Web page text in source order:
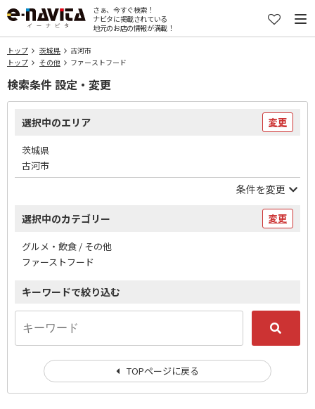
さぁ、今すぐ検索！
ナビタに掲載されている
地元のお店の情報が満載！
トップ 茨城県
古河市
トップ
その他 ファーストフード
検索条件 設定・変更
選択中のエリア 変更
茨城県
古河市
条件を変更
選択中のカテゴリー 変更
グルメ・飲食 / その他
ファーストフード
キーワードで絞り込む
TOPページに戻る